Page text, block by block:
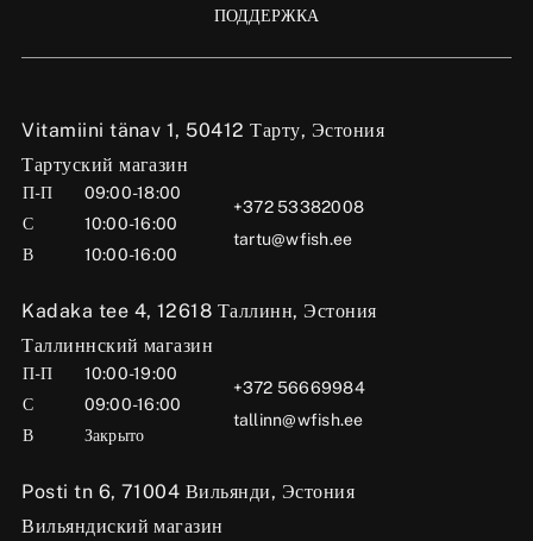
Vitamiini tänav 1, 50412 Тарту, Эстония
Тартуский магазин
П-П
09:00-18:00
С
10:00-16:00
В
10:00-16:00
+372 53382008
tartu@wfish.ee
Kadaka tee 4, 12618 Таллинн, Эстония
Таллиннский магазин
П-П
10:00-19:00
С
09:00-16:00
В
Закрыто
+372 56669984
tallinn@wfish.ee
Posti tn 6, 71004 Вильянди, Эстония
Вильяндиский магазин
ПОДДЕРЖКА